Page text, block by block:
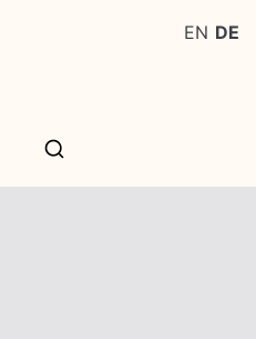
EN DE